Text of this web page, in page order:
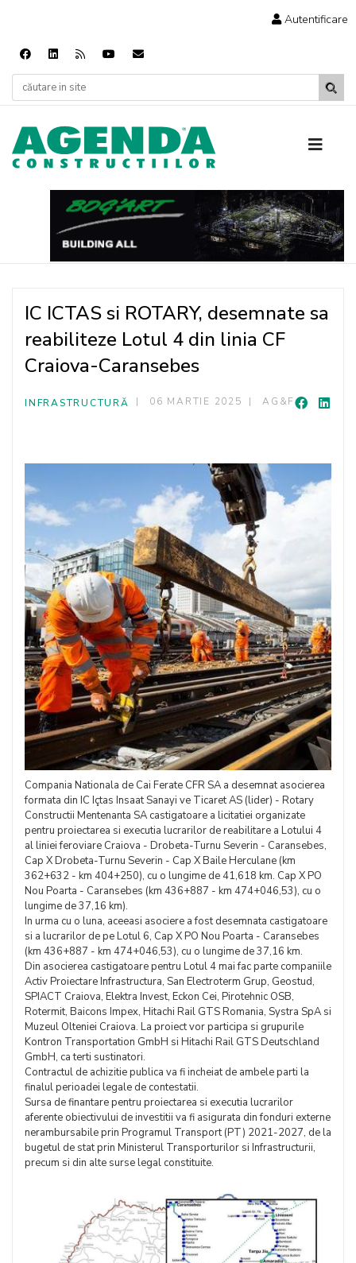
Autentificare
IC ICTAS si ROTARY, desemnate sa
reabiliteze Lotul 4 din linia CF
Craiova-Caransebes
INFRASTRUCTURĂ 06 MARTIE 2025 AG&F
Compania Nationala de Cai Ferate CFR SA a desemnat asocierea
formata din IC Içtas Insaat Sanayi ve Ticaret AS (lider) - Rotary
Constructii Mentenanta SA castigatoare a licitatiei organizate
pentru proiectarea si executia lucrarilor de reabilitare a Lotului 4
al liniei feroviare Craiova - Drobeta-Turnu Severin - Caransebes,
Cap X Drobeta-Turnu Severin - Cap X Baile Herculane (km
362+632 - km 404+250), cu o lungime de 41,618 km. Cap X PO
Nou Poarta - Caransebes (km 436+887 - km 474+046,53), cu o
lungime de 37,16 km).
In urma cu o luna, aceeasi asociere a fost desemnata castigatoare
si a lucrarilor de pe Lotul 6, Cap X PO Nou Poarta - Caransebes
(km 436+887 - km 474+046,53), cu o lungime de 37,16 km.
Din asocierea castigatoare pentru Lotul 4 mai fac parte companiile
Activ Proiectare Infrastructura, San Electroterm Grup, Geostud,
SPIACT Craiova, Elektra Invest, Eckon Cei, Pirotehnic OSB,
Rotermit, Baicons Impex, Hitachi Rail GTS Romania, Systra SpA si
Muzeul Olteniei Craiova. La proiect vor participa si grupurile
Kontron Transportation GmbH si Hitachi Rail GTS Deutschland
GmbH, ca terti sustinatori.
Contractul de achizitie publica va fi incheiat de ambele parti la
finalul perioadei legale de contestatii.
Sursa de finantare pentru proiectarea si executia lucrarilor
aferente obiectivului de investitii va fi asigurata din fonduri externe
nerambursabile prin Programul Transport (PT) 2021-2027, de la
bugetul de stat prin Ministerul Transporturilor si Infrastructurii,
precum si din alte surse legal constituite.